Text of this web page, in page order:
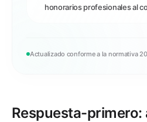
honorarios profesionales al
Actualizado conforme a la normativa
Respuesta-primero: